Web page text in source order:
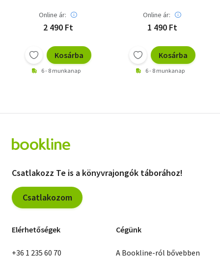
Online ár:
2 490 Ft
Kosárba
6 - 8 munkanap
Online ár:
1 490 Ft
Kosárba
6 - 8 munkanap
Csatlakozz Te is a könyvrajongók táborához!
Csatlakozom
Elérhetőségek
+36 1 235 60 70
Cégünk
A Bookline-ról bővebben